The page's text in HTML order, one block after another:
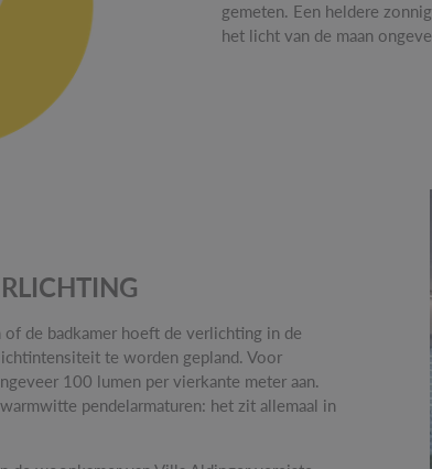
gemeten. Een heldere
het licht van de maan
de badkamer hoeft de verlichting in de
te worden gepland. Voor
100 lumen per vierkante meter aan.
pendelarmaturen: het zit allemaal in